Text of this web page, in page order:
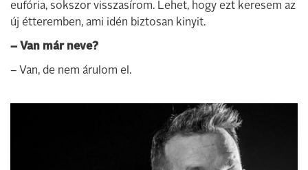
eufória, sokszor visszasírom. Lehet, hogy ezt keresem az
új étteremben, ami idén biztosan kinyit.
– Van már neve?
– Van, de nem árulom el.